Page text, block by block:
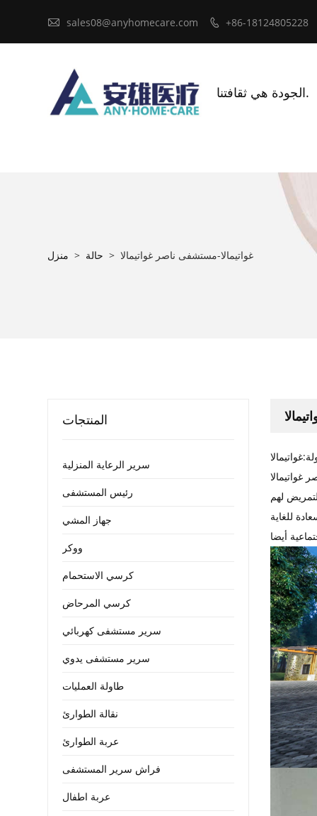
 sales08@anyhomecare.com  +86-18124805228
الجودة هي ثقافتنا.
منزل > حالة > غواتيمالا-مستشفى ناصر غواتيمالا
المنتجات
سرير الرعاية المنزلية
رئيس المستشفى
جهاز المشي
ووكر
كرسي الاستحمام
كرسي المرحاض
سرير مستشفى كهربائي
سرير مستشفى يدوي
طاولة العمليات
نقالة الطوارئ
عربة الطوارئ
فراش سرير المستشفى
عربة اطفال